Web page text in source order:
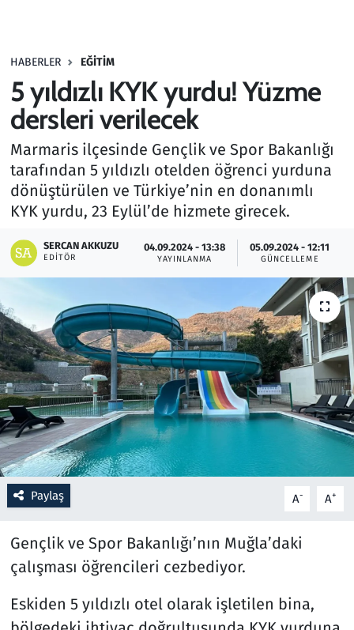
HABERLER EĞITIM
5 yıldızlı KYK yurdu! Yüzme
dersleri verilecek
Marmaris ilçesinde Gençlik ve Spor Bakanlığı
tarafından 5 yıldızlı otelden öğrenci yurduna
dönüştürülen ve Türkiye’nin en donanımlı
KYK yurdu, 23 Eylül’de hizmete girecek.
SERCAN AKKUZU
EDITÖR
04.09.2024 - 13:38
YAYINLANMA
05.09.2024 - 12:11
GÜNCELLEME
Paylaş A- A+
Gençlik ve Spor Bakanlığı’nın Muğla’daki
çalışması öğrencileri cezbediyor.
Eskiden 5 yıldızlı otel olarak işletilen bina,
Haber
Kültür Sanat
Kurumsal Haberler
Lezzet Durağı
Oyun
Ramazan
Resmi İlanlar
Rüya Tabirleri
Sağlık
Savunma Sanayi
Seçim 2023